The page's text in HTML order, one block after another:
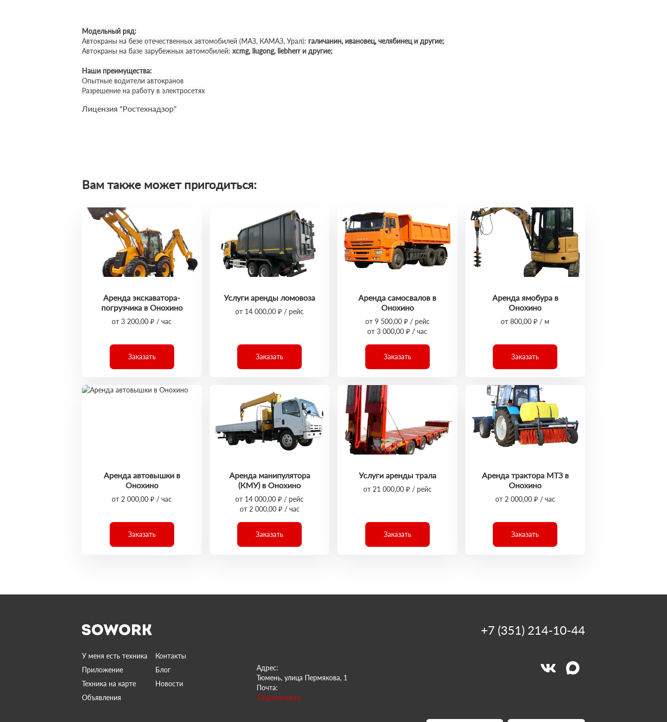
Модельный ряд:
Автокраны на безе отечественных автомобилей (МАЗ, КАМАЗ, Урал): галичанин, ивановец, челябинец и другие;
Автокраны на базе зарубежных автомобилей: xcmg, liugong, liebherr и другие;
Наши преимущества:
Опытные водители автокранов
Разрешение на работу в электросетях
Лицензия "Ростехнадзор"
Вам также может пригодиться:
Аренда экскаватора-
погрузчика в Онохино
от 3 200,00 ₽ / час
Заказать
Услуги аренды ломовоза
от 14 000,00 ₽ / рейс
Заказать
Аренда самосвалов в
Онохино
от 9 500,00 ₽ / рейс
от 3 000,00 ₽ / час
Заказать
Аренда ямобура в
Онохино
от 800,00 ₽ / м
Заказать
Аренда автовышки в
Онохино
от 2 000,00 ₽ / час
Заказать
Аренда манипулятора
(КМУ) в Онохино
от 14 000,00 ₽ / рейс
от 2 000,00 ₽ / час
Заказать
Услуги аренды трала
от 21 000,00 ₽ / рейс
Заказать
Аренда трактора МТЗ в
Онохино
от 2 000,00 ₽ / час
Заказать
У меня есть техника
Контакты
Приложение
Блог
Техника на карте
Новости
Объявления
Адрес:
Тюмень, улица Пермякова, 1
Почта:
72@sowork.ru
+7 (351) 214-10-44